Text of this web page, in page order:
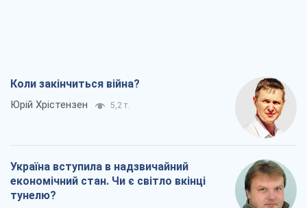
Коли закінчиться війна?
Юрій Хрістензен 5,2 т.
Україна вступила в надзвичайний
економічний стан. Чи є світло вкінці
тунелю?